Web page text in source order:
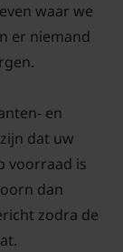
waar we
er niemand
en
dat uw
voorraad is
dan
zodra de